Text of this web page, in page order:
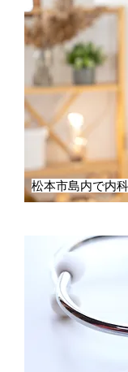
松本市島内で内